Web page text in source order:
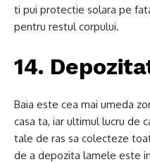
ti pui protectie solara pe
pentru restul corpului.
14.
Baia este cea mai umeda
casa ta, iar ultimul lucru de
tale de ras sa colecteze
de a depozita lamele este